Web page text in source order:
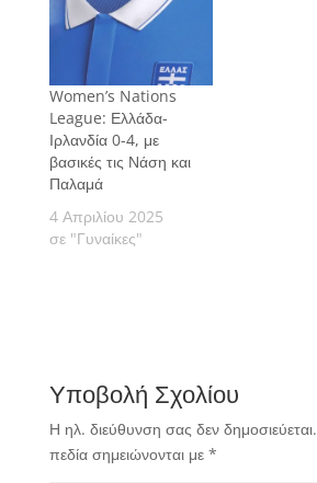
Women’s Nations
League: Ελλάδα-
Ιρλανδία 0-4, με
βασικές τις Νάση και
Παλαμά
4 Απριλίου 2025
σε "Γυναίκες"
Υποβολή Σχολίου
Η ηλ. διεύθυνση σας δεν δημοσιεύεται.
πεδία σημειώνονται με *